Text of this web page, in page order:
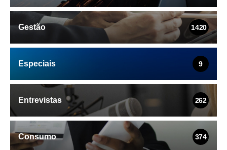
Gestão 1420
Especiais 9
Entrevistas 262
Consumo 374